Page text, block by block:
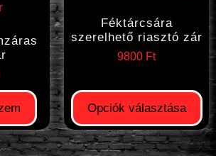
Féktárcsára
szerelhető riasztó zár
9800 Ft
Opciók választása